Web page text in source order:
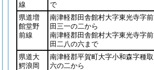
線
で
県道増
館堂野
前線
南津軽郡田舎館村大字東光寺字前
田三一の二から
南津軽郡田舎館村大字東光寺字前
田二八の六まで
県道大
鰐浪岡
南津軽郡平賀町大字小和森字種取
六の二から